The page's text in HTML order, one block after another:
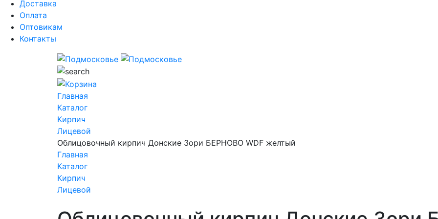
Доставка
Оплата
Оптовикам
Контакты
Главная
Каталог
Кирпич
Лицевой
Облицовочный кирпич Донские Зори БЕРНОВО WDF желтый
Главная
Каталог
Кирпич
Лицевой